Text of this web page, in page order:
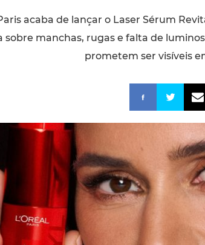
acaba de lançar o Laser Sérum
sobre manchas, rugas e falta de
prometem ser visíveis